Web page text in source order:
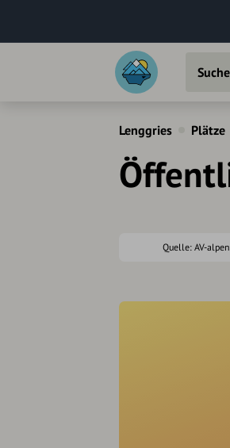
Lenggries Plätze
Quelle: AV-